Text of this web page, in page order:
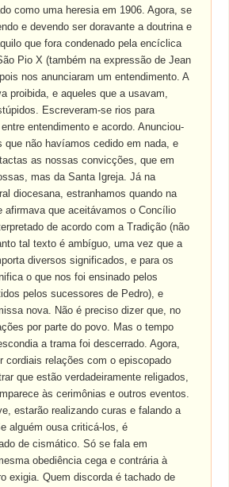
como uma heresia em 1906. Agora, se
e devendo ser doravante a doutrina e
que fora condenado pela encíclica
Pio X (também na expressão de Jean
nos anunciaram um entendimento. A
proibida, e aqueles que a usavam,
Escreveram-se rios para
entendimento e acordo. Anunciou-
que não havíamos cedido em nada, e
as nossas convicções, que em
mas da Santa Igreja. Já na
diocesana, estranhamos quando na
afirmava que aceitávamos o Concílio
de acordo com a Tradição (não
tal texto é ambíguo, uma vez que a
diversos significados, e para os
o que nos foi ensinado pelos
pelos sucessores de Pedro), e
nova. Não é preciso dizer que, no
por parte do povo. Mas o tempo
a trama foi descerrado. Agora,
cordiais relações com o episcopado
que estão verdadeiramente religados,
às cerimônias e outros eventos.
estarão realizando curas e falando a
alguém ousa criticá-los, é
de cismático. Só se fala em
obediência cega e contrária à
exigia. Quem discorda é tachado de